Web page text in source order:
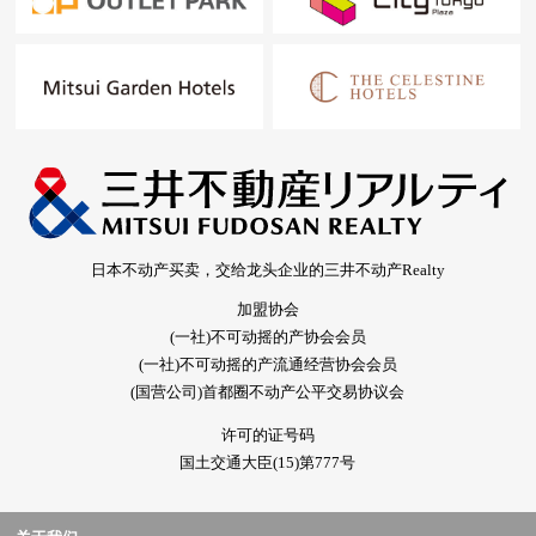
日本不动产买卖，交给龙头企业的三井不动产Realty
加盟协会
(一社)不可动摇的产协会会员
(一社)不可动摇的产流通经营协会会员
(国营公司)首都圈不动产公平交易协议会
许可的证号码
国土交通大臣(15)第777号